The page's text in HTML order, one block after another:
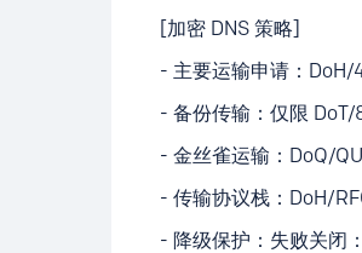
[加密 DNS 策略]
- 主要运输申请：DoH/
- 备份传输：仅限
- 金丝雀运输：DoQ/
- 传输协议栈：DoH/
- 降级保护：失败关闭